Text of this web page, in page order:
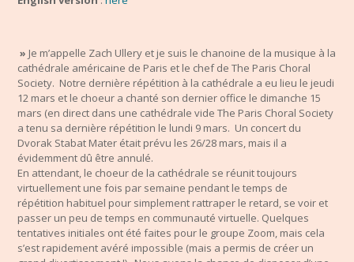
» Je m’appelle Zach Ullery et je suis le chanoine de la musique à la
cathédrale américaine de Paris et le chef de The Paris Choral
Society. Notre dernière répétition à la cathédrale a eu lieu le jeudi
12 mars et le choeur a chanté son dernier office le dimanche 15
mars (en direct dans une cathédrale vide The Paris Choral Society
a tenu sa dernière répétition le lundi 9 mars. Un concert du
Dvorak Stabat Mater était prévu les 26/28 mars, mais il a
évidemment dû être annulé.
En attendant, le choeur de la cathédrale se réunit toujours
virtuellement une fois par semaine pendant le temps de
répétition habituel pour simplement rattraper le retard, se voir et
passer un peu de temps en communauté virtuelle. Quelques
tentatives initiales ont été faites pour le groupe Zoom, mais cela
s’est rapidement avéré impossible (mais a permis de créer un